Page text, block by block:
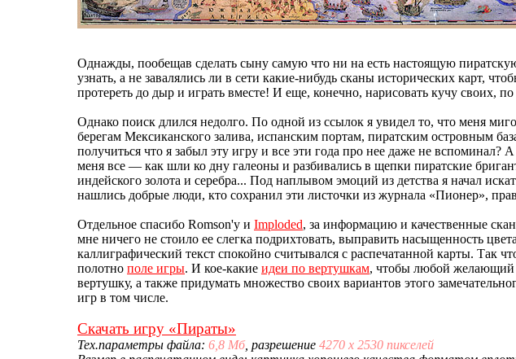
Однажды, пообещав сделать сыну самую что ни на есть настоящую
узнать, а не завалялись ли в сети какие-нибудь сканы исторических карт,
протереть до дыр и играть вместе! И еще, конечно, нарисовать кучу своих,
Однако поиск длился недолго. По одной из ссылок я увидел то, что меня
берегам Мексиканского залива, испанским портам, пиратским островным
получиться что я забыл эту игру и все эти года про нее даже не
меня все — как шли ко дну галеоны и разбивались в щепки пиратские
индейского золота и серебра... Под наплывом эмоций из детства я начал
нашлись добрые люди, кто сохранил эти листочки из журнала «Пионер»,
Отдельное спасибо Romson'у и Imploded, за информацию и качественные
мне ничего не стоило ее слегка подрихтовать, выправить насыщенность
каллиграфический текст спокойно считывался с распечатанной карты. Так
полотно поле игры. И кое-какие идеи по вертушкам, чтобы любой желающий
вертушку, а также придумать множество своих вариантов этого
игр в том числе.
Скачать игру «Пираты»
Тех.параметры файла: 6,8 Мб, разрешение 4270 х 2530 пикселей